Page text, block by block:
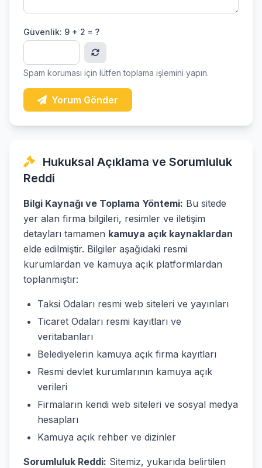
Güvenlik: 9 + 2 = ?
Spam koruması için lütfen toplama işlemini yapın.
Yorum Gönder
Hukuksal Açıklama ve Sorumluluk
Reddi
Bilgi Kaynağı ve Toplama Yöntemi: Bu sitede
yer alan firma bilgileri, resimler ve iletişim
detayları tamamen kamuya açık kaynaklardan
elde edilmiştir. Bilgiler aşağıdaki resmi
kurumlardan ve kamuya açık platformlardan
toplanmıştır:
Taksi Odaları resmi web siteleri ve yayınları
Ticaret Odaları resmi kayıtları ve
veritabanları
Belediyelerin kamuya açık firma kayıtları
Resmi devlet kurumlarının kamuya açık
verileri
Firmaların kendi web siteleri ve sosyal medya
hesapları
Kamuya açık rehber ve dizinler
Sorumluluk Reddi: Sitemiz, yukarıda belirtilen